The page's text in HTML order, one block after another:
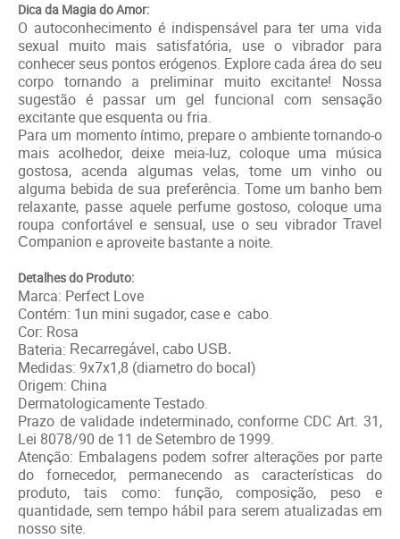
Dica da Magia do Amor:
O autoconhecimento é indispensável para ter uma vida
sexual muito mais satisfatória, use o vibrador para
conhecer seus pontos erógenos. Explore cada área do seu
corpo tornando a preliminar muito excitante! Nossa
sugestão é passar um gel funcional com sensação
excitante que esquenta ou fria.
Para um momento íntimo, prepare o ambiente tornando-o
mais acolhedor, deixe meia-luz, coloque uma música
gostosa, acenda algumas velas, tome um vinho ou
alguma bebida de sua preferência. Tome um banho bem
relaxante, passe aquele perfume gostoso, coloque uma
roupa confortável e sensual, use o seu vibrador Travel
Companion e aproveite bastante a noite.
Detalhes do Produto:
Marca: Perfect Love
Contém: 1un mini sugador, case e cabo.
Cor: Rosa
Bateria: Recarregável, cabo USB.
Medidas: 9x7x1,8 (diametro do bocal)
Origem: China
Dermatologicamente Testado.
Prazo de validade indeterminado, conforme CDC Art. 31,
Lei 8078/90 de 11 de Setembro de 1999.
Atenção: Embalagens podem sofrer alterações por parte
do fornecedor, permanecendo as características do
produto, tais como: função, composição, peso e
quantidade, sem tempo hábil para serem atualizadas em
nosso site.